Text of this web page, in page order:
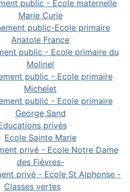
public - Ecole maternelle
Marie Curie
public-Ecole primaire
Anatole France
public - Ecole primaire du
Molinel
public - Ecole primaire
Michelet
public - Ecole primaire
George Sand
privés
Ecole Sainte Marie
privé - Ecole Notre Dame
des Fièvres-
privé - Ecole St Alphonse -
Classes vertes